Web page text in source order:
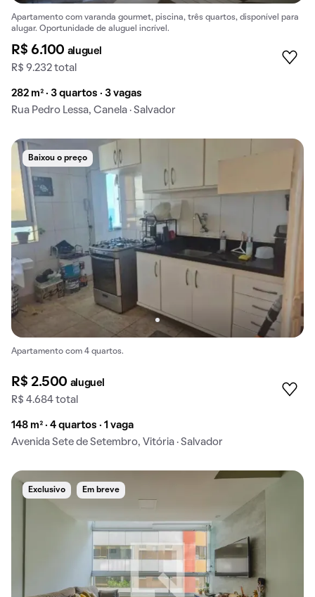
Apartamento com varanda gourmet, piscina, três quartos, disponível para
alugar. Oportunidade de aluguel incrível.
R$ 6.100 aluguel
R$ 9.232 total
282 m² · 3 quartos · 3 vagas
Rua Pedro Lessa, Canela · Salvador
Baixou o preço
Apartamento com 4 quartos.
R$ 2.500 aluguel
R$ 4.684 total
148 m² · 4 quartos · 1 vaga
Avenida Sete de Setembro, Vitória · Salvador
Exclusivo Em breve